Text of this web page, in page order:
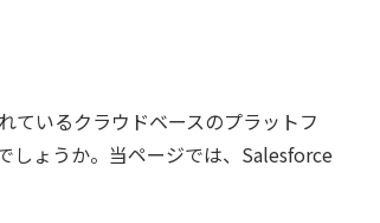
ているクラウドベースのプラットフ
しょうか。当ページでは、Salesforce